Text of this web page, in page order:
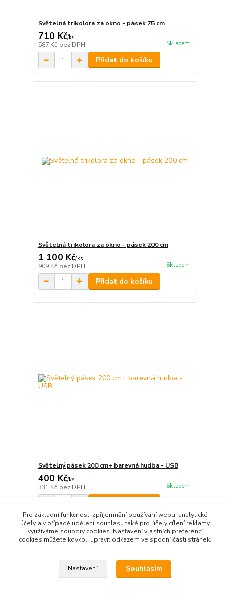
Světelná trikolora za okno - pásek 75 cm
710 Kč/ks
587 Kč bez DPH Skladem
Přidat do košíku
Světelná trikolora za okno - pásek 200 cm
1 100 Kč/ks
909 Kč bez DPH Skladem
Přidat do košíku
Světelný pásek 200 cm+ barevná hudba - USB
400 Kč/ks
331 Kč bez DPH Skladem
strana
Pro základní funkčnost, zpříjemnění používání webu, analytické
účely a v případě udělení souhlasu také pro účely cílení reklamy
využíváme soubory cookies. Nastavení vlastních preferencí
cookies můžete kdykoli upravit odkazem ve spodní části stránek.
Nastavení Souhlasím